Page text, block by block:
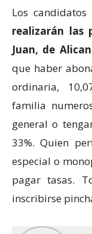
Los
realizarán las
Juan, de
que haber
ordinaria,
familia
general o
33%. Quien
especial o
pagar tasas.
inscribirse